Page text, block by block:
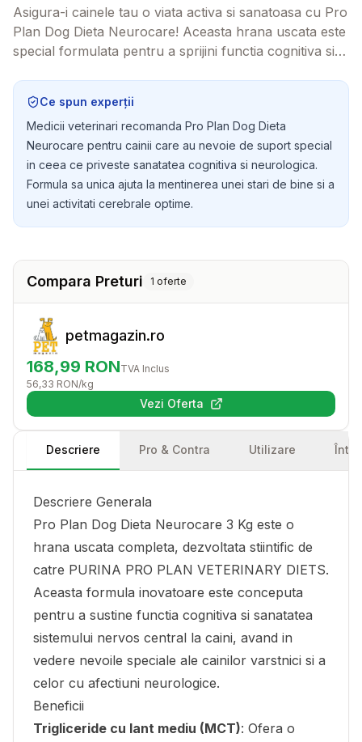
Asigura-i cainele tau o viata activa si sanatoasa cu Pro
Plan Dog Dieta Neurocare! Aceasta hrana uscata este
special formulata pentru a sprijini functia cognitiva si
cainii varstnici si cei cu necesitate de suport
neurologic.
Ce spun experții
Medicii veterinari recomanda Pro Plan Dog Dieta
Neurocare pentru cainii care au nevoie de suport special
in ceea ce priveste sanatatea cognitiva si neurologica.
Formula sa unica ajuta la mentinerea unei stari de bine si a
unei activitati cerebrale optime.
Compara Preturi 1 oferte
petmagazin.ro
168,99 RONTVA Inclus
56,33 RON/kg
Vezi Oferta(se deschide într-o filă nouă)
Descriere Pro & Contra Utilizare
Descriere Generala
Pro Plan Dog Dieta Neurocare 3 Kg este o
hrana uscata completa, dezvoltata stiintific de
catre PURINA PRO PLAN VETERINARY DIETS.
Aceasta formula inovatoare este conceputa
pentru a sustine functia cognitiva si sanatatea
sistemului nervos central la caini, avand in
vedere nevoile speciale ale cainilor varstnici si a
celor cu afectiuni neurologice.
Beneficii
Trigliceride cu lant mediu (MCT): Ofera o